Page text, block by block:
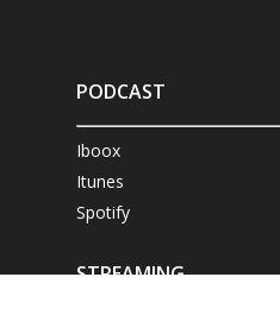
PODCAST
Iboox
Itunes
Spotify
STREAMING